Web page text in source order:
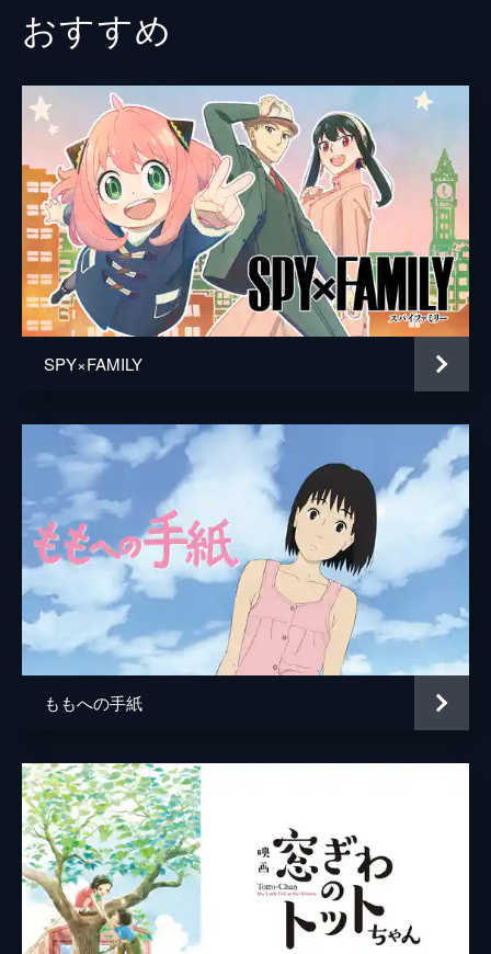
監督 新海誠
脚本 新海誠
原作 新海誠
音楽 RADWIMPS
演出 徳野悠我
居村健治
アニメーション制作 コミックス・ウェーブ・フィルム
川口典孝
おすすめ
SPY×FAMILY
ももへの手紙